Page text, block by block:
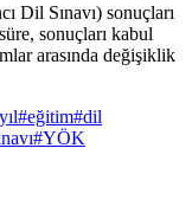
Dil Sınavı) sonuçları
sonuçları kabul
arasında değişiklik
#eğitim#dil
#YÖK